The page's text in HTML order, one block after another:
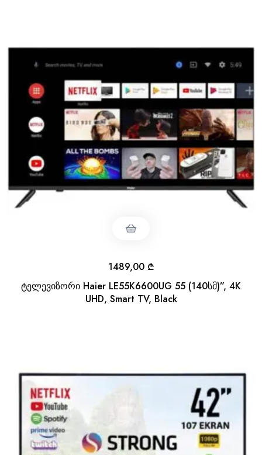
ტელევიზორი Haier LE55K6600UG 55 (140სმ)”, 4K
UHD, Smart TV, Black
1489,00 ₾